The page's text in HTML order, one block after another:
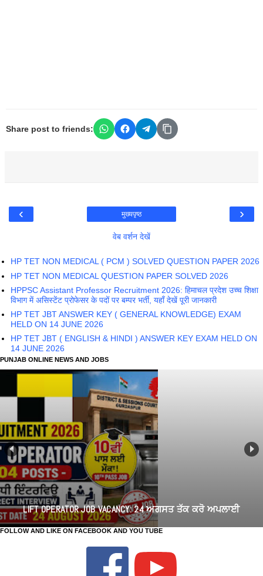
Share post to friends:
‹ ›
मुख्यपृष्ठ
वेब वर्शन देखें
HP TET NON MEDICAL ( PCM ) SOLVED QUESTION PAPER 2026
HP TET NON MEDICAL QUESTION PAPER SOLVED 2026
HPPSC Assistant Professor Recruitment 2026: हिमाचल प्रदेश उच्च शिक्षा
विभाग में असिस्टेंट प्रोफेसर के पदों पर बम्पर भर्ती, यहाँ देखें पूरी जानकारी
HP TET JBT ANSWER KEY ( GENERAL KNOWLEDGE) EXAM
HELD ON 14 JUNE 2026
HP TET JBT ( ENGLISH & HINDI ) ANSWER KEY EXAM HELD ON
14 JUNE 2026
PUNJAB ONLINE NEWS AND JOBS
LIFT OPERATOR JOB VACANCY: 24 ਅਗਸਤ ਤੱਕ ਕਰੋ ਅਪਲਾਈ
FOLLOW AND LIKE ON FACEBOOK AND YOU TUBE